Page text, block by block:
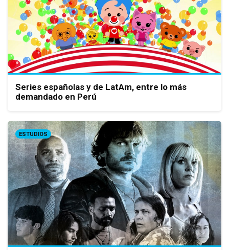
Series españolas y de LatAm, entre lo más
demandado en Perú
ESTUDIOS